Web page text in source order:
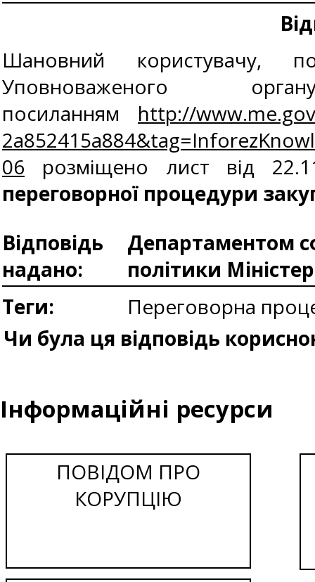
Шановний користувачу,
Уповноваженого
посиланням http://
06 розміщено лист від
переговорної процедури
Відповідь
надано:
Департаментом
політики
Теги:
Переговорна
Чи була ця відповідь
Інформаційні ресурси
ПОВІДОМ ПРО
КОРУПЦІЮ